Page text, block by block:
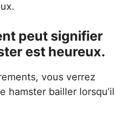
peut signifier
est heureux.
vous verrez
hamster bailler lorsqu’il